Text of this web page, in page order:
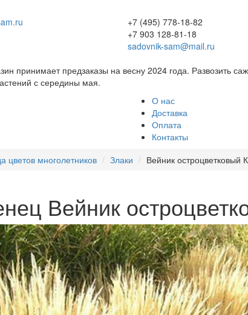
+7 (495) 778-18-82
+7 903 128-81-18
sadovnik-sam@mail.ru
принимает предзаказы на весну 2024 года. Развозить
с середины мая.
О нас
Доставка
Оплата
Контакты
цветов многолетников
Злаки Вейник остроцветковый
Вейник